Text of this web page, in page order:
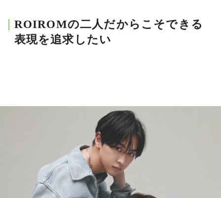
ROIROMの二人だからこそできる
表現を追求したい